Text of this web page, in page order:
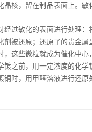
核，留在制品表面上。
过敏化的表面进行处理：
被还原；还原了的贵金
这些微粒就成为催化中心
之前，用一定浓度的化学
时，用甲醛溶液进行还